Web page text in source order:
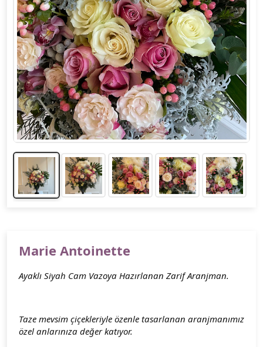
Marie Antoinette
Ayaklı Siyah Cam Vazoya Hazırlanan Zarif Aranjman.
Taze mevsim çiçekleriyle özenle tasarlanan aranjmanımız
özel anlarınıza değer katıyor.